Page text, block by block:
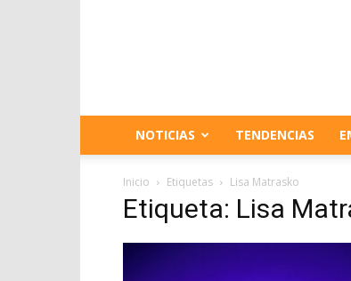
NOTICIAS TENDENCIAS
Inicio Etiquetas Lisa Matrasko
Etiqueta: Lisa